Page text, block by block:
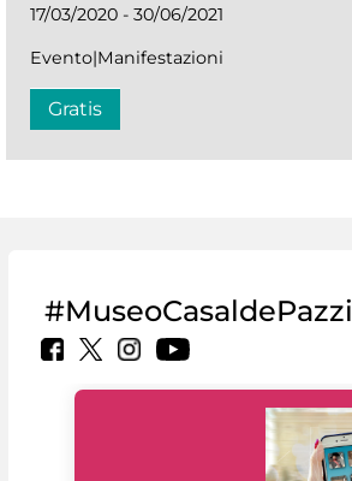
17/03/2020 - 30/06/2021
Evento|Manifestazioni
Gratis
#MuseoCasaldePazzi